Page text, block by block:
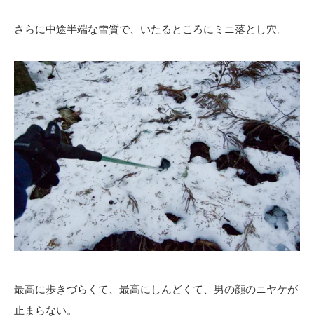
さらに中途半端な雪質で、いたるところにミニ落とし穴。
最高に歩きづらくて、最高にしんどくて、男の顔のニヤケが
止まらない。